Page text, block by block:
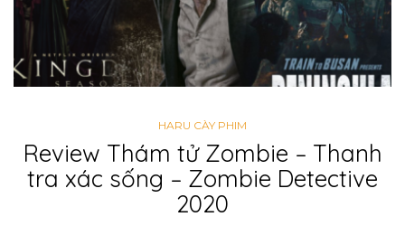
HARU CÀY PHIM
Review Thám tử Zombie – Thanh
tra xác sống – Zombie Detective
2020